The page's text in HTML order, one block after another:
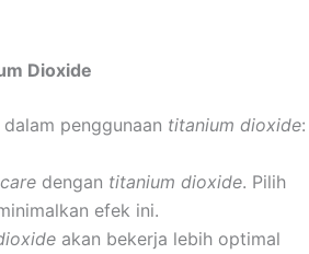
Dioxide
penggunaan titanium dioxide:
dengan titanium dioxide. Pilih
efek ini.
akan bekerja lebih optimal